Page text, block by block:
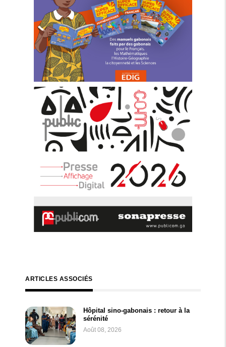
ARTICLES ASSOCIÉS
Hôpital sino-gabonais : retour à la
sérénité
Août 08, 2026